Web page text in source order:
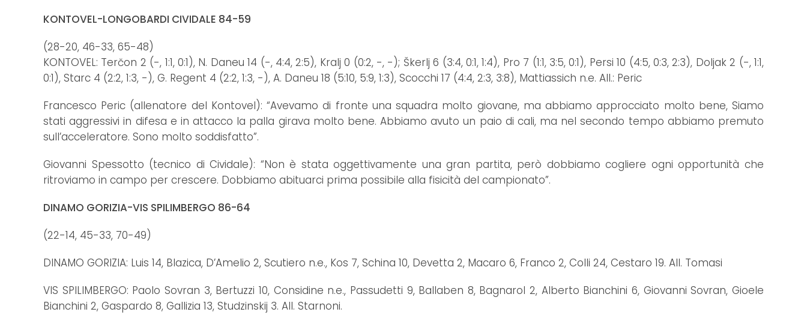
KONTOVEL-LONGOBARDI CIVIDALE 84-59
(28-20, 46-33, 65-48)
KONTOVEL: Terčon 2 (-, 1:1, 0:1), N. Daneu 14 (-, 4:4, 2:5), Kralj 0 (0:2, -, -); Škerlj 6 (3:4, 0:1, 1:4), Pro 7 (1:1, 3:5, 0:1), Persi 10 (4:5, 0:3, 2:3), Doljak 2 (-, 1:1,
0:1), Starc 4 (2:2, 1:3, -), G. Regent 4 (2:2, 1:3, -), A. Daneu 18 (5:10, 5:9, 1:3), Scocchi 17 (4:4, 2:3, 3:8), Mattiassich n.e. All.: Peric
Francesco Peric (allenatore del Kontovel): “Avevamo di fronte una squadra molto giovane, ma abbiamo approcciato molto bene, Siamo
stati aggressivi in difesa e in attacco la palla girava molto bene. Abbiamo avuto un paio di cali, ma nel secondo tempo abbiamo premuto
sull’acceleratore. Sono molto soddisfatto”.
Giovanni Spessotto (tecnico di Cividale): “Non è stata oggettivamente una gran partita, però dobbiamo cogliere ogni opportunità che
ritroviamo in campo per crescere. Dobbiamo abituarci prima possibile alla fisicità del campionato”.
DINAMO GORIZIA-VIS SPILIMBERGO 86-64
(22-14, 45-33, 70-49)
DINAMO GORIZIA: Luis 14, Blazica, D’Amelio 2, Scutiero n.e., Kos 7, Schina 10, Devetta 2, Macaro 6, Franco 2, Colli 24, Cestaro 19. All. Tomasi
VIS SPILIMBERGO: Paolo Sovran 3, Bertuzzi 10, Considine n.e., Passudetti 9, Ballaben 8, Bagnarol 2, Alberto Bianchini 6, Giovanni Sovran, Gioele
Bianchini 2, Gaspardo 8, Gallizia 13, Studzinskij 3. All. Starnoni.